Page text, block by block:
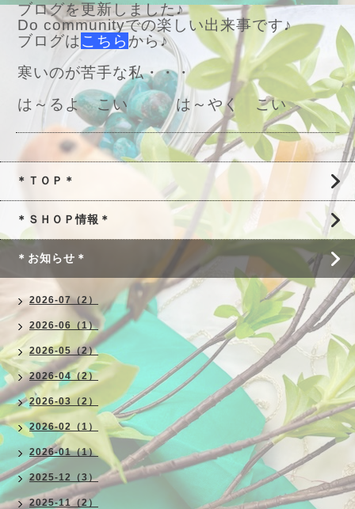
ブログを更新しました♪
Do communityでの楽しい出来事です♪
ブログはこちらから♪
寒いのが苦手な私・・・
は～るよ こい は～やく こい
＊ＴＯＰ＊
＊ＳＨＯＰ情報＊
＊お知らせ＊
2026-07（2）
2026-06（1）
2026-05（2）
2026-04（2）
2026-03（2）
2026-02（1）
2026-01（1）
2025-12（3）
2025-11（2）